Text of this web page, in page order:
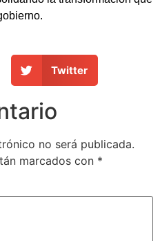
Twitter
no será publicada.
marcados con *